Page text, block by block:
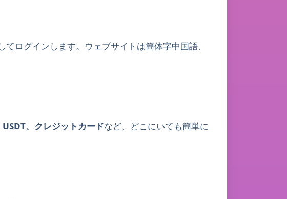
ログインします。ウェブサイトは簡体字中国語、
、クレジットカードなど、どこにいても簡単に